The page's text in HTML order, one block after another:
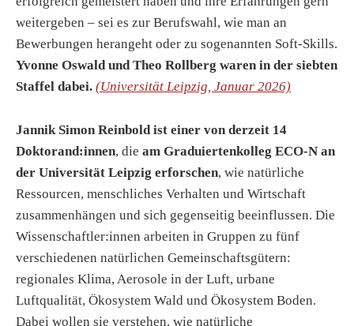
weitergeben – sei es zur Berufswahl, wie man an
Bewerbungen herangeht oder zu sogenannten Soft-Skills.
Yvonne Oswald und Theo Rollberg waren in der siebten
Staffel dabei. (Universität Leipzig, Januar 2026)
Jannik Simon Reinbold ist einer von derzeit 14
Doktorand:innen, die am Graduiertenkolleg ECO-N an
der Universität Leipzig erforschen, wie natürliche
Ressourcen, menschliches Verhalten und Wirtschaft
zusammenhängen und sich gegenseitig beeinflussen. Die
Wissenschaftler:innen arbeiten in Gruppen zu fünf
verschiedenen natürlichen Gemeinschaftsgütern:
regionales Klima, Aerosole in der Luft, urbane
Luftqualität, Ökosystem Wald und Ökosystem Boden.
Dabei wollen sie verstehen, wie natürliche